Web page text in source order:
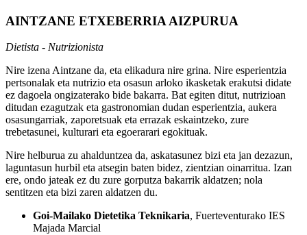
AINTZANE ETXEBERRIA AIZPURUA
Dietista - Nutrizionista
Nire izena Aintzane da, eta elikadura nire grina. Nire esperientzia
pertsonalak eta nutrizio eta osasun arloko ikasketak erakutsi didate
ez dagoela ongizaterako bide bakarra. Bat egiten ditut, nutrizioan
ditudan ezagutzak eta gastronomian dudan esperientzia, aukera
osasungarriak, zaporetsuak eta errazak eskaintzeko, zure
trebetasunei, kulturari eta egoerarari egokituak.
Nire helburua zu ahalduntzea da, askatasunez bizi eta jan dezazun,
laguntasun hurbil eta atsegin baten bidez, zientzian oinarritua. Izan
ere, ondo jateak ez du zure gorputza bakarrik aldatzen; nola
sentitzen eta bizi zaren aldatzen du.
Goi-Mailako Dietetika Teknikaria, Fuerteventurako IES
Majada Marcial